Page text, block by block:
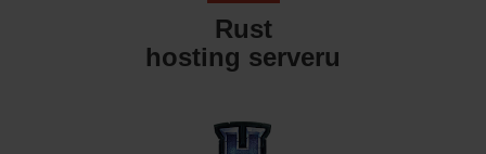
Rust
hosting serveru